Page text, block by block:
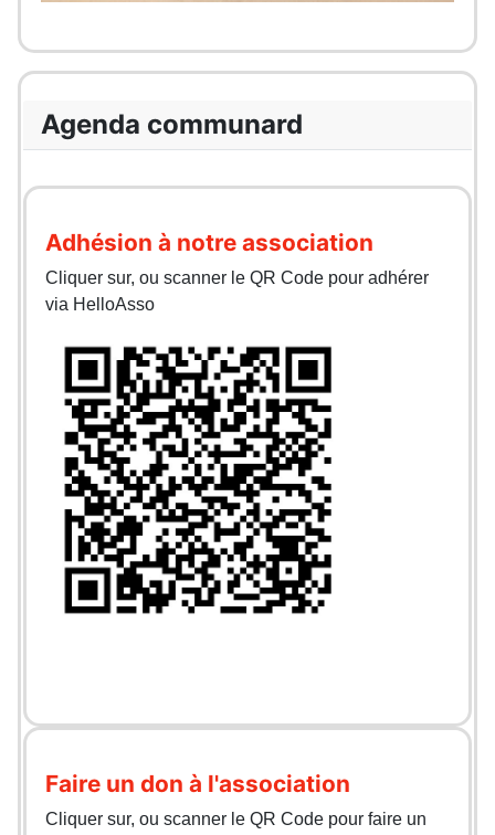
Agenda communard
Adhésion à notre association
Cliquer sur, ou scanner le QR Code pour adhérer
via HelloAsso
Faire un don à l'association
Cliquer sur, ou scanner le QR Code pour faire un